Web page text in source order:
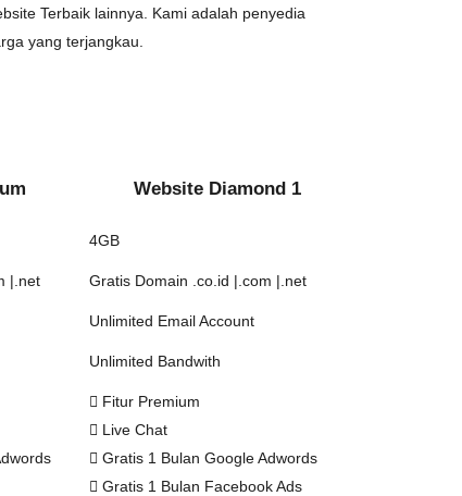
Terbaik lainnya. Kami adalah penyedia
yang terjangkau.
Website Diamond 1
4GB
|.net Gratis Domain .co.id |.com |.net
Unlimited Email Account
Unlimited Bandwith
Fitur Premium
Live Chat
Gratis 1 Bulan Google Adwords
Gratis 1 Bulan Facebook Ads